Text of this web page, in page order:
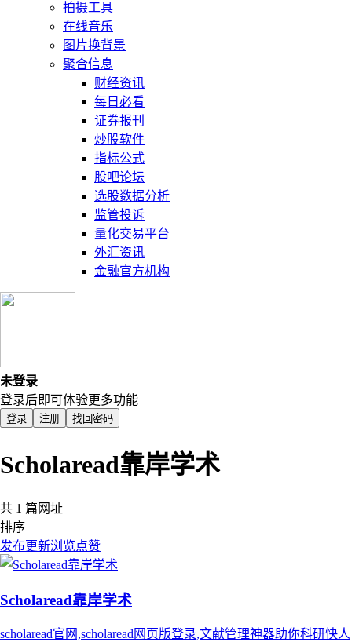
拍摄工具
在线音乐
图片换背景
聚合信息
财经资讯
每日必看
证券报刊
炒股软件
指标公式
股吧论坛
选股数据分析
监管投诉
量化交易平台
外汇资讯
金融官方机构
未登录
登录后即可体验更多功能
登录 注册 找回密码
Scholaread靠岸学术
共 1 篇网址
排序
发布更新浏览点赞
Scholaread靠岸学术
scholaread官网,scholaread网页版登录,文献管理神器助你科研快人